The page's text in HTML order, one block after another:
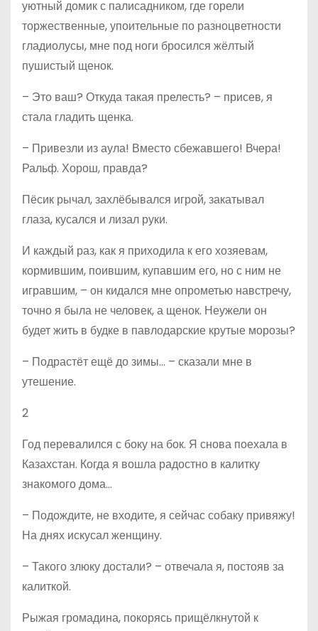
уютный домик с палисадником, где горели
торжественные, упоительные по разноцветности
гладиолусы, мне под ноги бросился жёлтый
пушистый щенок.
– Это ваш? Откуда такая прелесть? – присев, я
стала гладить щенка.
– Привезли из аула! Вместо сбежавшего! Вчера!
Ральф. Хорош, правда?
Пёсик рычал, захлёбывался игрой, закатывал
глаза, кусался и лизал руки.
И каждый раз, как я приходила к его хозяевам,
кормившим, поившим, купавшим его, но с ним не
игравшим, – он кидался мне опрометью навстречу,
точно я была не человек, а щенок. Неужели он
будет жить в будке в павлодарские крутые морозы?
– Подрастёт ещё до зимы… – сказали мне в
утешение.
2
Год перевалился с боку на бок. Я снова поехала в
Казахстан. Когда я вошла радостно в калитку
знакомого дома…
– Подождите, не входите, я сейчас собаку привяжу!
На днях искусал женщину.
– Такого злюку достали? – отвечала я, постояв за
калиткой.
Рыжая громадина, покорясь прищёлкнутой к